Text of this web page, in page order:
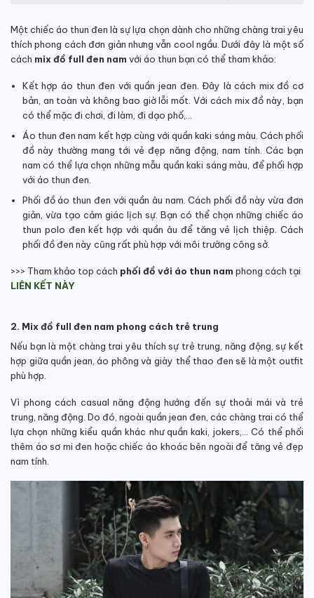
Một chiếc áo thun đen là sự lựa chọn dành cho những chàng trai yêu
thích phong cách đơn giản nhưng vẫn cool ngầu. Dưới đây là một số
cách mix đồ full đen nam với áo thun bạn có thể tham khảo:
Kết hợp áo thun đen với quần jean đen. Đây là cách mix đồ cơ
bản, an toàn và không bao giờ lỗi mốt. Với cách mix đồ này, bạn
có thể mặc đi chơi, đi làm, đi dạo phố,…
Áo thun đen nam kết hợp cùng với quần kaki sáng màu. Cách phối
đồ này thường mang tới vẻ đẹp năng động, nam tính. Các bạn
nam có thể lựa chọn những mẫu quần kaki sáng màu, để phối hợp
với áo thun đen.
Phối đồ áo thun đen với quần âu nam. Cách phối đồ này vừa đơn
giản, vừa tạo cảm giác lịch sự. Bạn có thể chọn những chiếc áo
thun polo đen kết hợp với quần âu để tăng vẻ lịch thiệp. Cách
phối đồ đen này cũng rất phù hợp với môi trường công sở.
>>> Tham khảo top cách phối đồ với áo thun nam phong cách tại
LIÊN KẾT NÀY
2. Mix đồ full đen nam phong cách trẻ trung
Nếu bạn là một chàng trai yêu thích sự trẻ trung, năng động, sự kết
hợp giữa quần jean, áo phông và giày thể thao đen sẽ là một outfit
phù hợp.
Vì phong cách casual năng động hướng đến sự thoải mái và trẻ
trung, năng động. Do đó, ngoài quần jean đen, các chàng trai có thể
lựa chọn những kiểu quần khác như quần kaki, jokers,… Có thể phối
thêm áo sơ mi đen hoặc chiếc áo khoác bên ngoài để tăng vẻ đẹp
nam tính.